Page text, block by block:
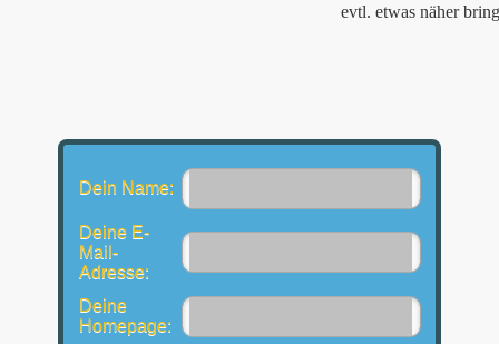
evtl. etwas näher
Dein Name:
Deine E-
Mail-
Adresse:
Deine
Homepage: